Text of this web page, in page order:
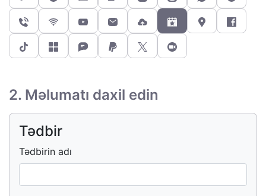
2. Məlumatı daxil edin
Tədbir
Tədbirin adı